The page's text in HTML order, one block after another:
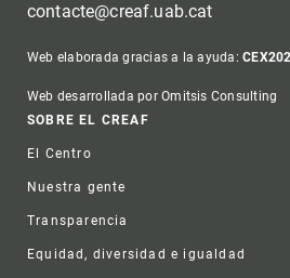
contacte@creaf.uab.cat
Web elaborada gracias a la ayuda:
Web desarrollada por Omitsis Consulting
Footer
SOBRE EL CREAF
El Centro
Nuestra gente
Transparencia
Equidad, diversidad e igualdad